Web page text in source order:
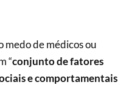
medo de médicos ou
“conjunto de fatores
e comportamentais